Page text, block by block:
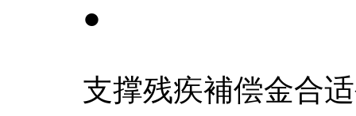
●
支撑残疾補偿金合